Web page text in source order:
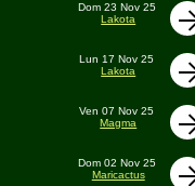
Dom 23 Nov 25
Lakota
Lun 17 Nov 25
Lakota
Ven 07 Nov 25
Magma
Dom 02 Nov 25
Maricactus